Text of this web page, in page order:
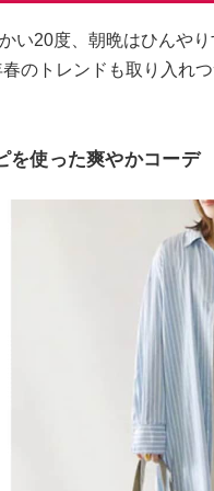
い20度、朝晩はひんや
のトレンドも取り入れ
を使った爽やかコーデ